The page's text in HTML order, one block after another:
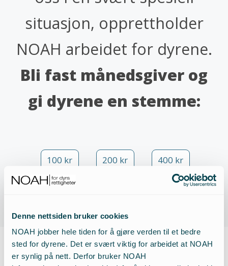
Denne nettsiden bruker cookies
NOAH jobber hele tiden for å gjøre verden til et bedre
sted for dyrene. Det er svært viktig for arbeidet at NOAH
er synlig på nett. Derfor bruker NOAH
situasjon, opprettholder
NOAH arbeidet for dyrene.
Bli fast månedsgiver og
gi dyrene en stemme:
100 kr 200 kr 400 kr
Annet beløp